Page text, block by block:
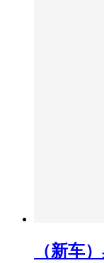
（新车